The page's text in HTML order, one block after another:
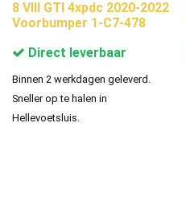
8 VIII GTI 4xpdc 2020-2022
Voorbumper 1-C7-478
Direct leverbaar
Binnen 2 werkdagen geleverd.
Sneller op te halen in
Hellevoetsluis.